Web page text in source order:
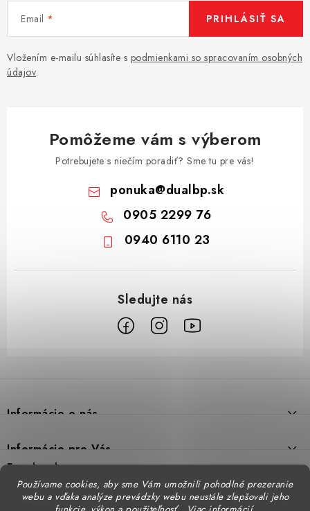
Používame cookies, aby sme Vám umožnili pohodlné prezeranie
webu a vďaka analýze prevádzky webu neustále zlepšovali jeho
Email
Vložením e-mailu súhlasíte s podmienkami so spracovaním osobných
údajov.
PRIHLÁSIŤ SA
Pomôžeme vám s výberom
Potrebujete s niečím poradiť? Sme tu pre vás!
ponuka@dualbp.sk
0905 2299 76
0940 6110 23
p
i
Informácie o nás
Prečo DUAL BP
Predajne
Doprava
Informácie pre Vás
Formulár na výmenu tovaru
Facebook
Katalógy